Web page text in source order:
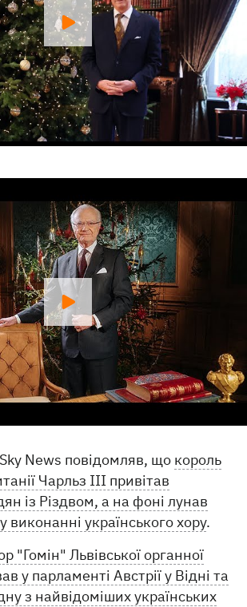
News повідомляв, що король
Чарльз III привітав
із Різдвом, а на фоні лунав
українського хору.
"Гомін" Львівської органної
у парламенті Австрії у Відні та
з найвідоміших українських